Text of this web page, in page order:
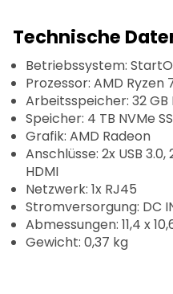
Technische
Betriebssystem:
Prozessor: AMD Ryzen
Arbeitsspeicher: 32 GB
Speicher: 4 TB NVMe
Grafik: AMD Radeon
Anschlüsse: 2x USB 3.0,
HDMI
Netzwerk: 1x RJ45
Stromversorgung: DC
Abmessungen: 11,4 x
Gewicht: 0,37 kg